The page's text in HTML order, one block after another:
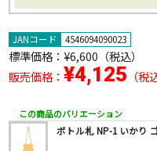
JANコード 4546094090023
標準価格： ¥6,600 （税込）
販売価格： ¥4,125 （税
この商品のバリエーション
ボトル札 NP-1 いかり